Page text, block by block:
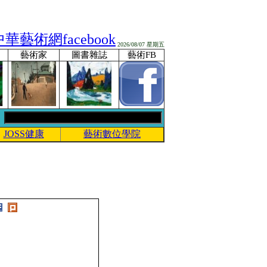
2026/08/07 星期五
藝術家 圖書雜誌 藝術FB
JOSS健康 藝術數位學院